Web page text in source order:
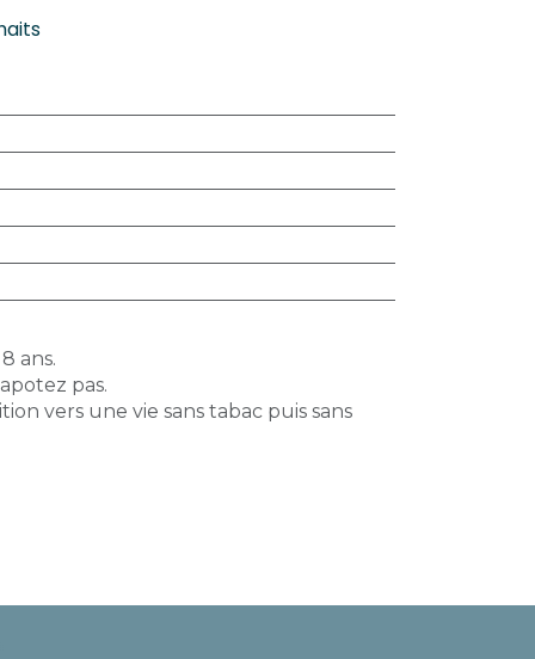
ans.
pas.
vers une vie sans tabac puis sans